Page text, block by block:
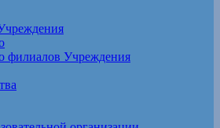
филиалов Учреждения